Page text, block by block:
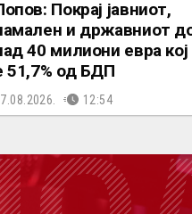
Покрај јавниот,
и државниот
40 милиони евра кој
51,7% од БДП
12:54